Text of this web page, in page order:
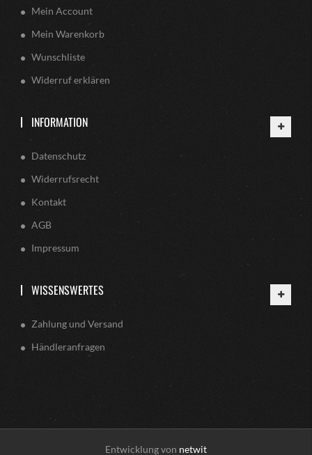
Mein Account
Mein Warenkorb
Wunschliste
Widerruf erklären
INFORMATION
Datenschutz
Widerrufsrecht
Kontakt
AGB
Impressum
WISSENSWERTES
Zahlung und Versand
Händleranfragen
Entwicklung von netwit